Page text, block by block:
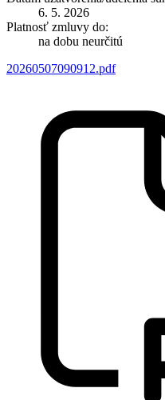
6. 5. 2026
Platnosť zmluvy do:
na dobu neurčitú
20260507090912.pdf